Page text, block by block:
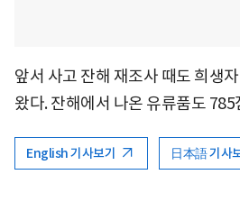
앞서 사고 잔해 재조사 때도 희생
왔다. 잔해에서 나온 유류품도 785
English 기사보기 日本語 기사